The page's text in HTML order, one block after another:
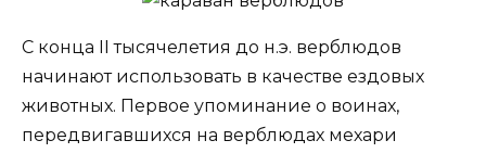
С конца II тысячелетия до н.э. верблюдов
начинают использовать в качестве ездовых
животных. Первое упоминание о воинах,
передвигавшихся на верблюдах мехари